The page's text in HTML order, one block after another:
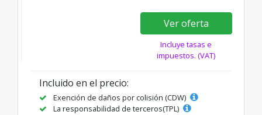
Ver oferta
Incluye tasas e
impuestos. (VAT)
Incluido en el precio:
Exención de daños por colisión (CDW)
La responsabilidad de terceros(TPL)